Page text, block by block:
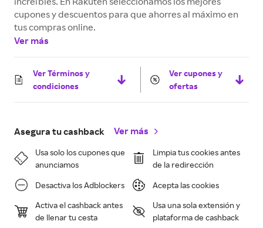
cupones y descuentos para que ahorres al máximo en
tus compras online.
Ver más
Ver Términos y
condiciones
Ver cupones y
ofertas
Asegura tu cashback Ver más
Usa solo los cupones que
anunciamos
Limpia tus cookies antes
de la redirección
Desactiva los Adblockers Acepta las cookies
Activa el cashback antes
de llenar tu cesta
Usa una sola extensión y
plataforma de cashback